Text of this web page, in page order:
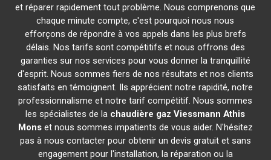
et réparer rapidement tout problème. Nous comprenons que
chaque minute compte, c'est pourquoi nous nous
efforçons de répondre à vos appels dans les plus brefs
délais. Nos tarifs sont compétitifs et nous offrons des
garanties sur nos services pour vous donner la tranquillité
d'esprit. Nous sommes fiers de nos résultats et nos clients
satisfaits en témoignent. Ils apprécient notre rapidité, notre
professionnalisme et notre tarif compétitif. Nous sommes
les spécialistes de la chaudière gaz Viessmann Athis
Monset nous sommes impatients de vous aider. N'hésitez
pas à nous contacter pour obtenir un devis gratuit et sans
engagement pour l'installation, la réparation ou la